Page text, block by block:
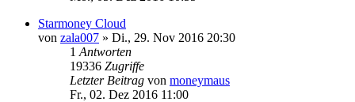
Starmoney Cloud
von zala007 » Di., 29. Nov 2016 20:30
1 Antworten
19336 Zugriffe
Letzter Beitrag von moneymaus
Fr., 02. Dez 2016 11:00